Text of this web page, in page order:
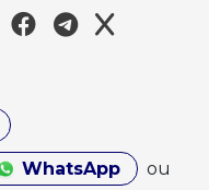
WhatsApp
ou